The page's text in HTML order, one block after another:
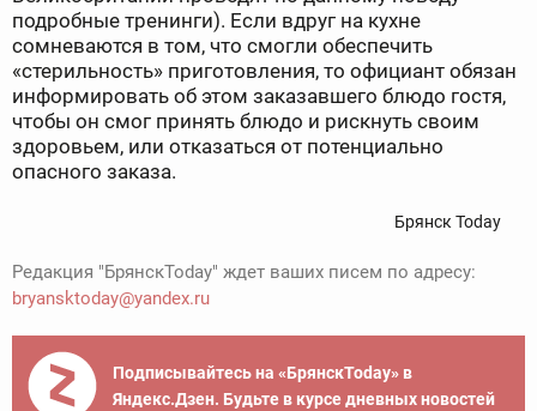
подробные тренинги). Если вдруг на кухне
сомневаются в том, что смогли обеспечить
«стерильность» приготовления, то официант обязан
информировать об этом заказавшего блюдо гостя,
чтобы он смог принять блюдо и рискнуть своим
здоровьем, или отказаться от потенциально
опасного заказа.
Брянск Today
Редакция "БрянскToday" ждет ваших писем по адресу:
bryansktoday@yandex.ru
Подписывайтесь на «БрянскToday» в
Яндекс.Дзен. Будьте в курсе дневных новостей